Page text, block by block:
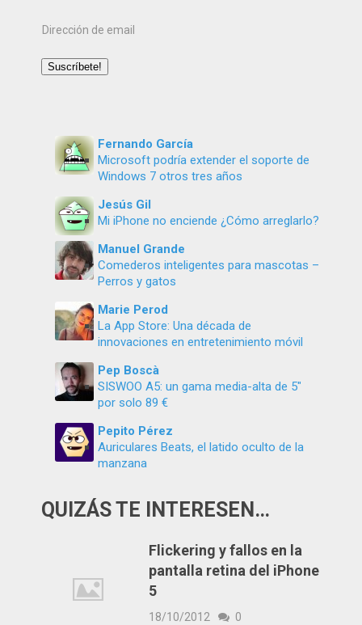
Dirección
email
Suscríbete!
Fernando García
Microsoft podría extender el soporte de
Windows 7 otros tres años
Jesús Gil
Mi iPhone no enciende ¿Cómo arreglarlo?
Manuel Grande
Comederos inteligentes para mascotas –
Perros y gatos
Marie Perod
La App Store: Una década de
innovaciones en entretenimiento móvil
Pep Boscà
SISWOO A5: un gama media-alta de 5″
por solo 89 €
Pepito Pérez
Auriculares Beats, el latido oculto de la
manzana
QUIZÁS TE INTERESEN…
Flickering y fallos en la
pantalla retina del iPhone
5
18/10/2012 0